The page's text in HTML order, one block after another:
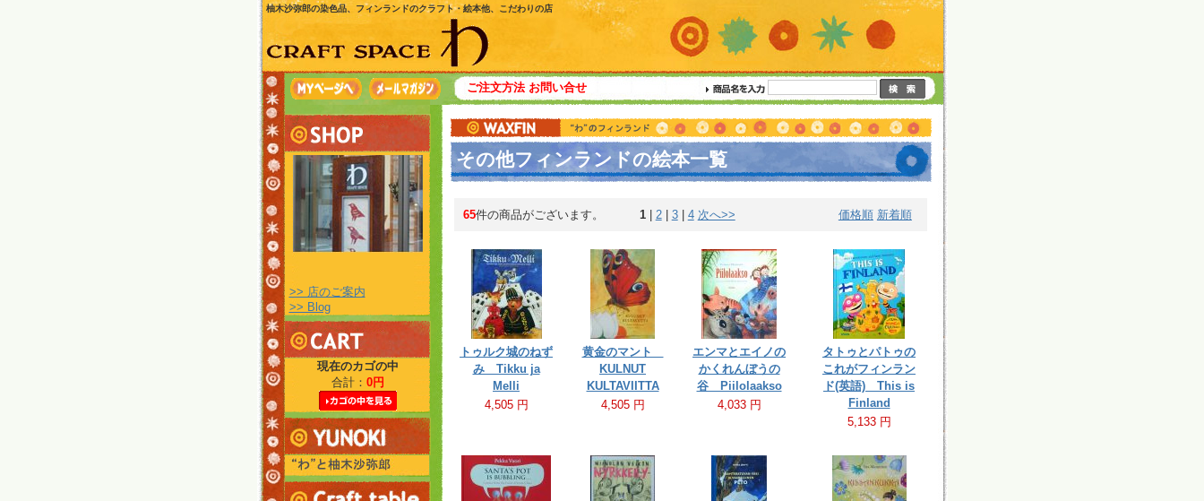
柚木沙弥郎の染色品、フィンランドのクラフト・絵本他、こだわりの店
ご注文方法 お問い合せ
>> 店のご案内
>> Blog
現在のカゴの中
合計： 0円
その他フィンランドの絵本一覧
65件の商品がございます。 1 | 2 | 3 | 4 次へ>> 価格順 新着順
トゥルク城のねず
み Tikku ja
Melli
4,505 円
黄金のマント
KULNUT
KULTAVIITTA
4,505 円
エンマとエイノの
かくれんぼうの
谷 Piilolaakso
4,033 円
タトゥとパトゥの
これがフィンラン
ド(英語) This is
Finland
5,133 円